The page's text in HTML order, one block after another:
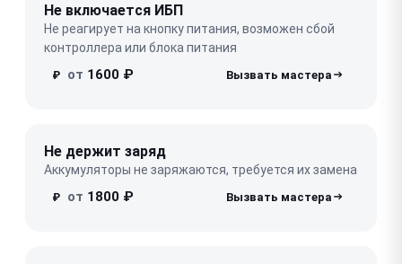
Не включается ИБП
Не реагирует на кнопку питания, возможен сбой
контроллера или блока питания
₽ от 1600 ₽
Не держит заряд
Аккумуляторы не заряжаются, требуется их замена
₽ от 1800 ₽